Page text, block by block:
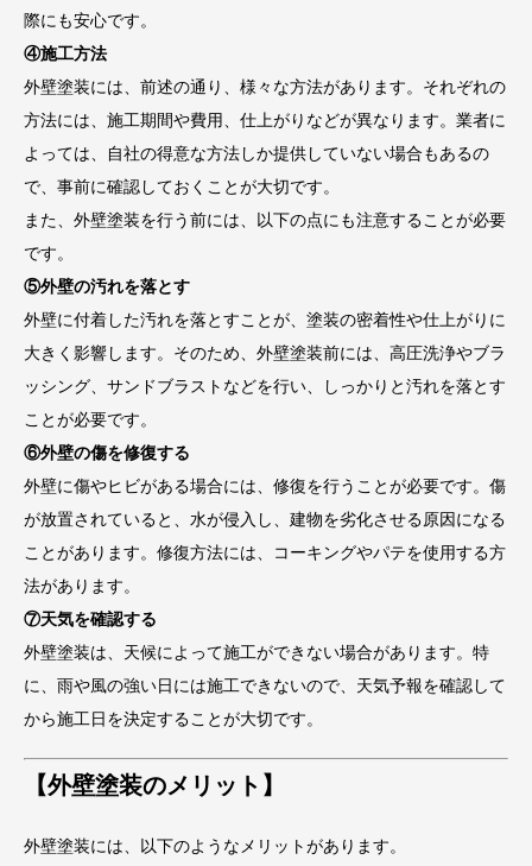
際にも安心です。
④施工方法
外壁塗装には、前述の通り、様々な方法があります。それぞれの
方法には、施工期間や費用、仕上がりなどが異なります。業者に
よっては、自社の得意な方法しか提供していない場合もあるの
で、事前に確認しておくことが大切です。
また、外壁塗装を行う前には、以下の点にも注意することが必要
です。
⑤外壁の汚れを落とす
外壁に付着した汚れを落とすことが、塗装の密着性や仕上がりに
大きく影響します。そのため、外壁塗装前には、高圧洗浄やブラ
ッシング、サンドブラストなどを行い、しっかりと汚れを落とす
ことが必要です。
⑥外壁の傷を修復する
外壁に傷やヒビがある場合には、修復を行うことが必要です。傷
が放置されていると、水が侵入し、建物を劣化させる原因になる
ことがあります。修復方法には、コーキングやパテを使用する方
法があります。
⑦天気を確認する
外壁塗装は、天候によって施工ができない場合があります。特
に、雨や風の強い日には施工できないので、天気予報を確認して
から施工日を決定することが大切です。
【外壁塗装のメリット】
外壁塗装には、以下のようなメリットがあります。